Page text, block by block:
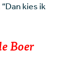
kies ik
Boer